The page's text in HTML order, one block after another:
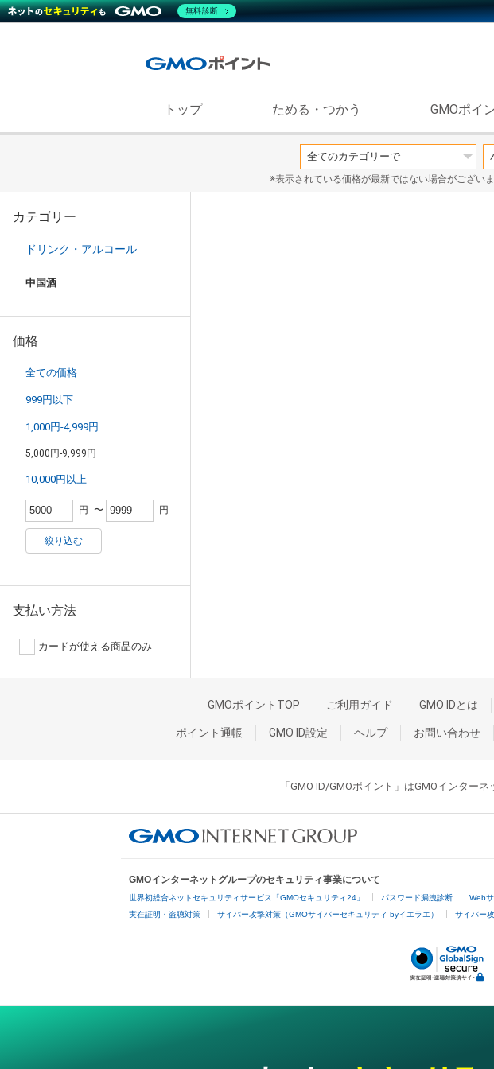
トップ ためる・つかう GMOポイ
※表示されている価格が最新ではない場合がござい
カテゴリー
ドリンク・アルコール
中国酒
価格
全ての価格
999円以下
1,000円-4,999円
5,000円-9,999円
10,000円以上
円 〜 円
絞り込む
支払い方法
カードが使える商品のみ
GMOポイントTOP ご利用ガイド GMO IDとは
ポイント通帳 GMO ID設定 ヘルプ お問い合わせ
「GMO ID/GMOポイント」はGMOインター
GMOインターネットグループのセキュリティ事業について
世界初総合ネットセキュリティサービス「GMOセキュリティ24」 パスワード漏洩診断 Web
実在証明・盗聴対策 サイバー攻撃対策（GMOサイバーセキュリティ byイエラエ） サイバー
無料診断